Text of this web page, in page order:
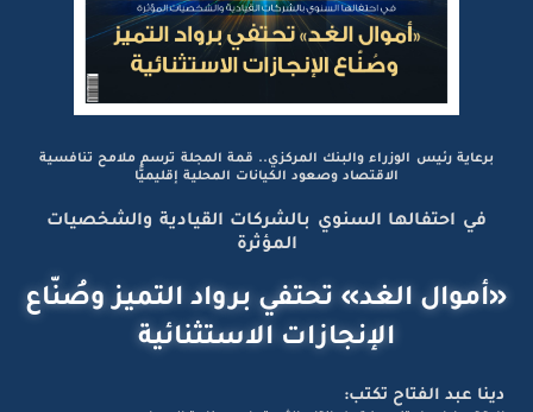
برعاية رئيس الوزراء والبنك المركزي.. قمة المجلة ترسم ملامح تنافسية
الاقتصاد وصعود الكيانات المحلية إقليميًّا
في احتفالها السنوي بالشركات القيادية والشخصيات
المؤثرة
«أموال الغد» تحتفي برواد التميز وصُنّاع
الإنجازات الاستثنائية